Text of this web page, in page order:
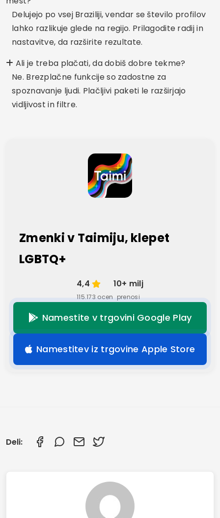
Delujejo po vsej Braziliji, vendar se število profilov
lahko razlikuje glede na regijo. Prilagodite radij in
nastavitve, da razširite rezultate.
Ali je treba plačati, da dobiš dobre tekme?
Ne. Brezplačne funkcije so zadostne za
spoznavanje ljudi. Plačljivi paketi le razširjajo
vidljivost in filtre.
Zmenki v Taimiju, klepet
LGBTQ+
4,4
115.173 ocen
10+ milj
prenosi
Namestite v trgovini Google Play
Namestitev iz trgovine Apple Store
Deli: